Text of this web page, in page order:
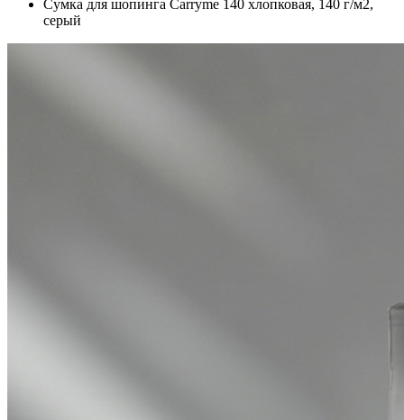
Сумка для шопинга Carryme 140 хлопковая, 140 г/м2,
серый